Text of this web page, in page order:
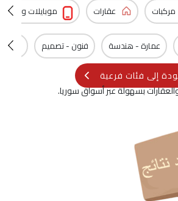
مركبات عقارات موبايلات و
عمارة - هندسة فنون - تصميم
إلى فئات فرعية
بسهولة عبر أسواق سوريا.